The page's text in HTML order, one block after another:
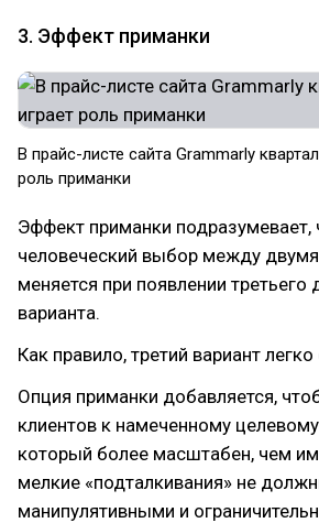
3. Эффект приманки
В прайс-листе сайта Grammarly
роль приманки
Эффект приманки подразумевает,
человеческий выбор между
меняется при появлении
варианта.
Как правило, третий вариант
Опция приманки добавляется,
клиентов к намеченному
который более масштабен, чем
мелкие «подталкивания» не
манипулятивными и